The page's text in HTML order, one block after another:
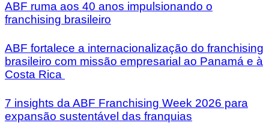
ABF ruma aos 40 anos impulsionando o
franchising brasileiro
ABF fortalece a internacionalização do franchising
brasileiro com missão empresarial ao Panamá e à
Costa Rica
7 insights da ABF Franchising Week 2026 para
expansão sustentável das franquias